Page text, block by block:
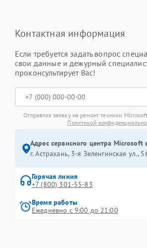
Контактная информация
Если требуется задать вопрос
свои данные и дежурный
проконсультирует Вас!
Отправляя заявку на ремонт техники
Политикой
Адрес сервисного центра Microsoft
г. Астрахань, 3-я Зеленгинская ул.,
Горячая линия
+7 (800) 301-55-83
Время работы
Ежедневно с 9:00 до 21:00